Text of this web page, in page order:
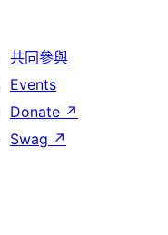
共同參與
Events
Donate ↗
Swag ↗